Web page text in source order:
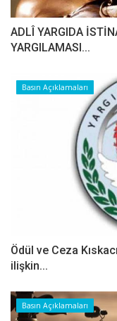
ADLÎ YARGIDA
YARGILAMASI...
Basın Açıklamaları
Ödül ve Ceza
ilişkin...
Basın Açıklamaları